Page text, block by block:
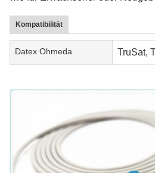
Kompatibilität
Datex Ohmeda TruSat,